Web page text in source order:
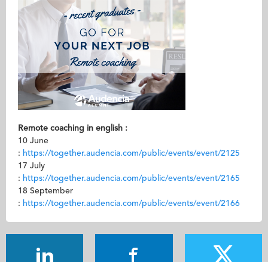
Remote coaching in english :
10 June
: https://together.audencia.com/public/events/event/2125
17 July
: https://together.audencia.com/public/events/event/2165
18 September
: https://together.audencia.com/public/events/event/2166